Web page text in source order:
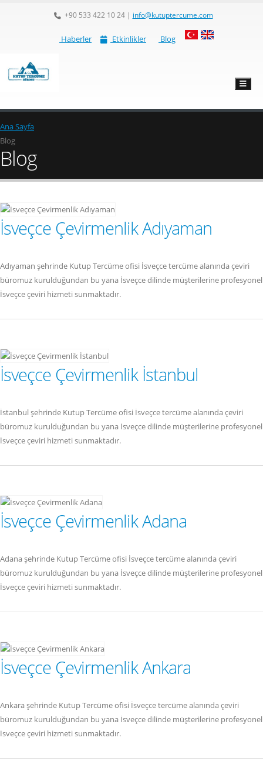
+90 533 422 10 24| info@kutuptercume.com
Haberler Etkinlikler Blog
Ana Sayfa
Blog
Blog
İsveçce Çevirmenlik Adıyaman
Adıyaman şehrinde Kutup Tercüme ofisi İsveçce tercüme alanında çeviri
büromuz kurulduğundan bu yana İsveçce dilinde müşterilerine profesyonel
İsveçce çeviri hizmeti sunmaktadır.
İsveçce Çevirmenlik İstanbul
İstanbul şehrinde Kutup Tercüme ofisi İsveçce tercüme alanında çeviri
büromuz kurulduğundan bu yana İsveçce dilinde müşterilerine profesyonel
İsveçce çeviri hizmeti sunmaktadır.
İsveçce Çevirmenlik Adana
Adana şehrinde Kutup Tercüme ofisi İsveçce tercüme alanında çeviri
büromuz kurulduğundan bu yana İsveçce dilinde müşterilerine profesyonel
İsveçce çeviri hizmeti sunmaktadır.
İsveçce Çevirmenlik Ankara
Ankara şehrinde Kutup Tercüme ofisi İsveçce tercüme alanında çeviri
büromuz kurulduğundan bu yana İsveçce dilinde müşterilerine profesyonel
İsveçce çeviri hizmeti sunmaktadır.